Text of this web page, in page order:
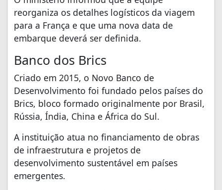
reorganiza os detalhes logísticos da viagem
para a França e que uma nova data de
embarque deverá ser definida.
Banco dos Brics
Criado em 2015, o Novo Banco de
Desenvolvimento foi fundado pelos países do
Brics, bloco formado originalmente por Brasil,
Rússia, Índia, China e África do Sul.
A instituição atua no financiamento de obras
de infraestrutura e projetos de
desenvolvimento sustentável em países
emergentes.